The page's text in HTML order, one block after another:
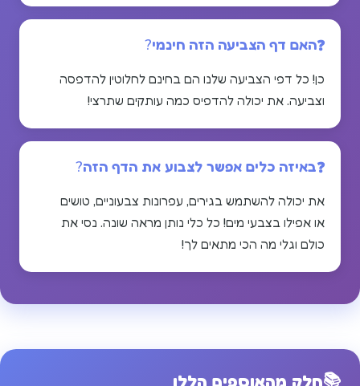
האם דף הצביעה הזה חינמי?
כן! כל דפי הצביעה שלנו הם בחינם לחלוטין להדפסה
וצביעה. את יכולה להדפיס כמה עותקים שתרצי!
באיזה כלים אפשר לצבוע את הדף הזה?
את יכולה להשתמש בגירים, עפרונות צבעוניים, טושים
או אפילו בצבעי מים! כל כלי נותן מראה שונה. נסי את
כולם וגלי מה הכי מתאים לך!
📚